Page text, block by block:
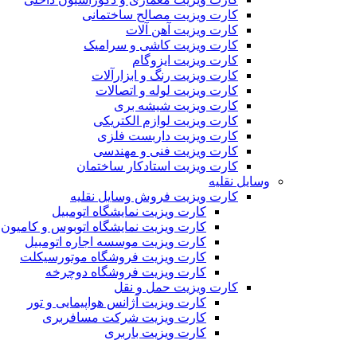
کارت ویزیت مصالح ساختمانی
کارت ویزیت آهن آلات
کارت ویزیت کاشی و سرامیک
کارت ویزیت ایزوگام
کارت ویزیت رنگ و ابزارآلات
کارت ویزیت لوله و اتصالات
کارت ویزیت شیشه بری
کارت ویزیت لوازم الکتریکی
کارت ویزیت داربست فلزی
کارت ویزیت فنی و مهندسی
کارت ویزیت استادکار ساختمان
وسایل نقلیه
کارت ویزیت فروش وسایل نقلیه
کارت ویزیت نمایشگاه اتومبیل
کارت ویزیت نمایشگاه اتوبوس و کامیون
کارت ویزیت موسسه اجاره اتومبیل
کارت ویزیت فروشگاه موتورسیکلت
کارت ویزیت فروشگاه دوچرخه
کارت ویزیت حمل و نقل
کارت ویزیت آژانس هواپیمایی و تور
کارت ویزیت شرکت مسافربری
کارت ویزیت باربری